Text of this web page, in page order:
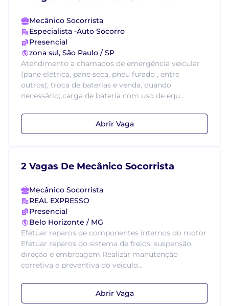
Mecânico Socorrista
Especialista -Auto Socorro
Presencial
zona sul, São Paulo / SP
Atendimento a chamados de emergência veicular
(pane elétrica, pane seca, pneu furado , entre
outros); troca de baterias e venda, quando
necessário; carga de bateria com uso de equ...
Abrir Vaga
2 Vagas De Mecânico Socorrista
Mecânico Socorrista
REAL EXPRESSO
Presencial
Belo Horizonte / MG
Efetuar reparos de componentes internos do motor
Efetuar reparos do sistema de freios, suspensão,
direção e embreagem Realizar manutenção
corretiva e preventiva do veiculo...
Abrir Vaga